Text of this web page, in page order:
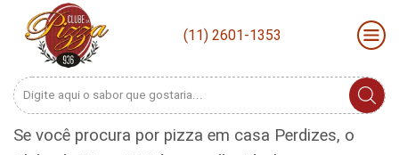
(11) 2601-1353
Search
Se você procura por pizza em casa Perdizes, o